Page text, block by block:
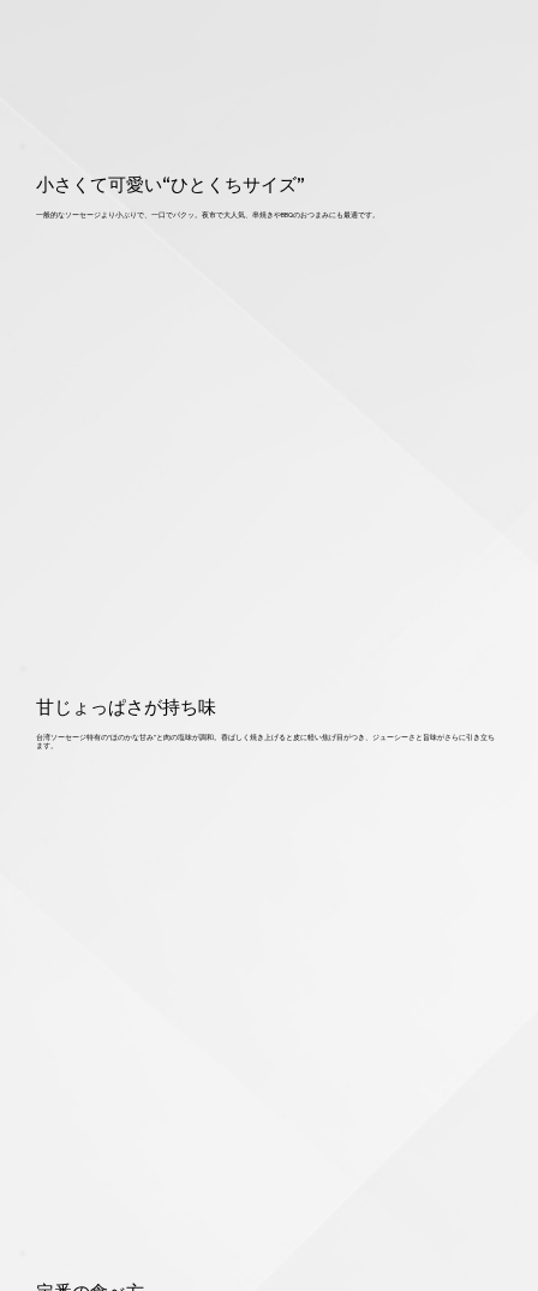
小さくて可愛い“ひとくちサイズ”
一般的なソーセージより小ぶりで、一口でパクッ。夜市で大人気、串焼きやBBQのおつまみにも最適です。
甘じょっぱさが持ち味
台湾ソーセージ特有の“ほのかな甘み”と肉の塩味が調和。香ばしく焼き上げると皮に軽い焦げ目がつき、ジューシーさと旨味がさらに引き立ち
ます。